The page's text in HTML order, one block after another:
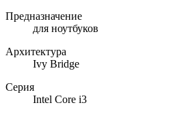
Предназначение
для ноутбуков
Архитектура
Ivy Bridge
Серия
Intel Core i3